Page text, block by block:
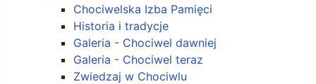
Chociwelska Izba Pamięci
Historia i tradycje
Galeria - Chociwel dawniej
Galeria - Chociwel teraz
Zwiedzaj w Chociwlu